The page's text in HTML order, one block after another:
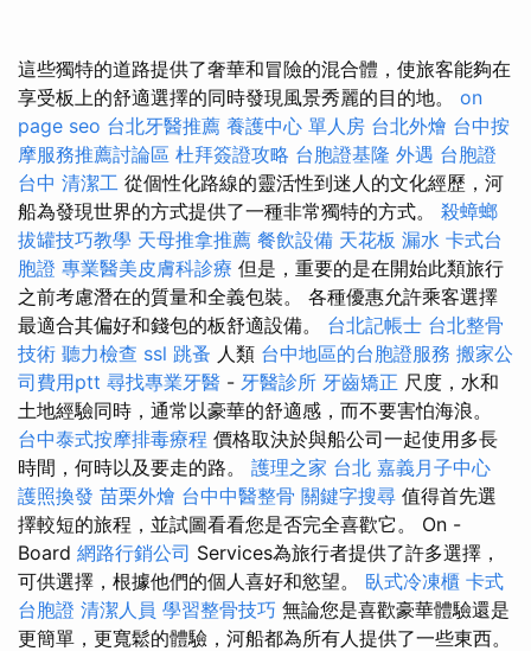
這些獨特的道路提供了奢華和冒險的混合體，使旅客能夠在
享受板上的舒適選擇的同時發現風景秀麗的目的地。 on
page seo 台北牙醫推薦 養護中心 單人房 台北外燴 台中按
摩服務推薦討論區 杜拜簽證攻略 台胞證基隆 外遇 台胞證
台中 清潔工 從個性化路線的靈活性到迷人的文化經歷，河
船為發現世界的方式提供了一種非常獨特的方式。 殺蟑螂
拔罐技巧教學 天母推拿推薦 餐飲設備 天花板 漏水 卡式台
胞證 專業醫美皮膚科診療 但是，重要的是在開始此類旅行
之前考慮潛在的質量和全義包裝。 各種優惠允許乘客選擇
最適合其偏好和錢包的板舒適設備。 台北記帳士 台北整骨
技術 聽力檢查 ssl 跳蚤 人類 台中地區的台胞證服務 搬家公
司費用ptt 尋找專業牙醫 - 牙醫診所 牙齒矯正 尺度，水和
土地經驗同時，通常以豪華的舒適感，而不要害怕海浪。
台中泰式按摩排毒療程 價格取決於與船公司一起使用多長
時間，何時以及要走的路。 護理之家 台北 嘉義月子中心
護照換發 苗栗外燴 台中中醫整骨 關鍵字搜尋 值得首先選
擇較短的旅程，並試圖看看您是否完全喜歡它。 On -
Board 網路行銷公司 Services為旅行者提供了許多選擇，
可供選擇，根據他們的個人喜好和慾望。 臥式冷凍櫃 卡式
台胞證 清潔人員 學習整骨技巧 無論您是喜歡豪華體驗還是
更簡單，更寬鬆的體驗，河船都為所有人提供了一些東西。